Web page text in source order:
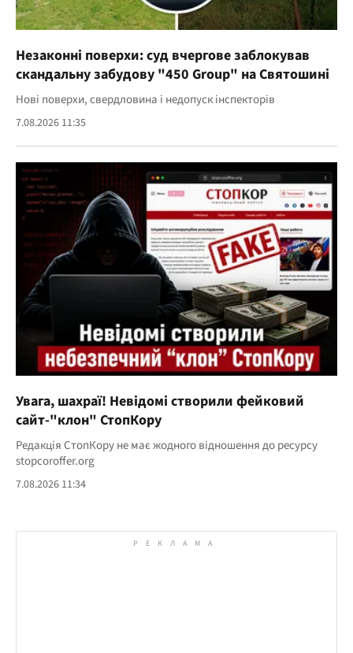
Незаконні поверхи: суд вчергове заблокував
скандальну забудову "450 Group" на Святошині
Нові поверхи, свердловина і недопуск інспекторів
7.08.2026 11:35
Увага, шахраї! Невідомі створили фейковий
сайт-"клон" СтопКору
Редакція СтопКору не має жодного відношення до ресурсу
stopcoroffer.org
7.08.2026 11:34